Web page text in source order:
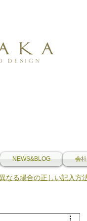
NEWS&BLOG 会
なる場合の正しい記入方